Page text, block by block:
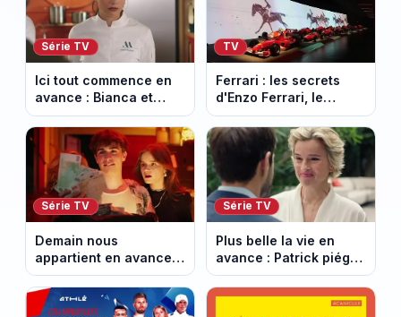
Série TV
Ici tout commence en
avance : Bianca et
Loup s’embrassent.
Episode du 11 août
2026 (spoiler)
TV
Ferrari : les secrets
d'Enzo Ferrari, le
fondateur de la
marque mythique au
cheval cabré
Série TV
Demain nous
appartient en avance :
Alex face à un choix
décisif. Episode du 11
août 2026.
Série TV
Plus belle la vie en
avance : Patrick piégé
par la DGSE. Episode
du 11 août 2026